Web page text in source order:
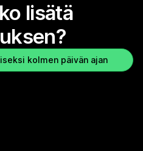
lisätä
kolmen päivän ajan